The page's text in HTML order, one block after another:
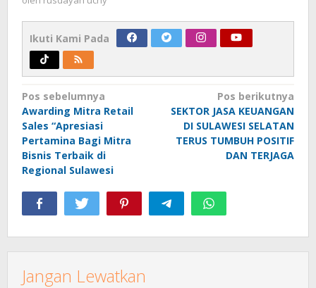
Ikuti Kami Pada
Navigasi
pos
Pos sebelumnya
Awarding Mitra Retail
Sales “Apresiasi
Pertamina Bagi Mitra
Bisnis Terbaik di
Regional Sulawesi
Pos berikutnya
SEKTOR JASA KEUANGAN
DI SULAWESI SELATAN
TERUS TUMBUH POSITIF
DAN TERJAGA
Jangan Lewatkan